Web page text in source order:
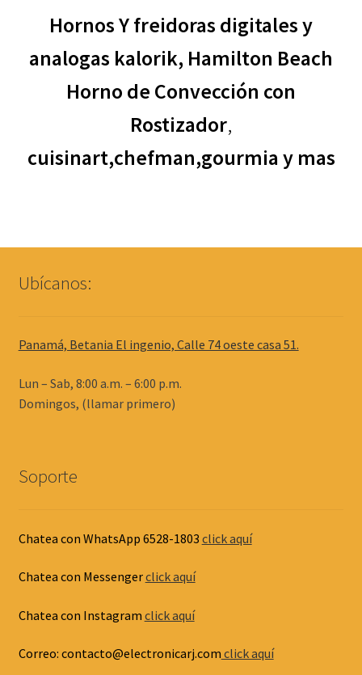
Hornos Y freidoras digitales y
analogas kalorik, Hamilton Beach
Horno de Convección con
Rostizador,
cuisinart,chefman,gourmia y mas
Ubícanos:
Panamá, Betania El ingenio, Calle 74 oeste casa 51.
Lun – Sab, 8:00 a.m. – 6:00 p.m.
Domingos, (llamar primero)
Soporte
Chatea con WhatsApp 6528-1803 click aquí
Chatea con Messengerclick aquí
Chatea con Instagram click aquí
Correo: contacto@electronicarj.com click aquí